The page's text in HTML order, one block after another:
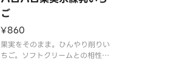
フトクリームの組み合わせです。
ひとくちごとに違う食感が楽しめ
る、ロングセラーのハ
ご
¥860
果実をそのまま。ひんやり削りい
ちご。ソフトクリームとの相性ぴ